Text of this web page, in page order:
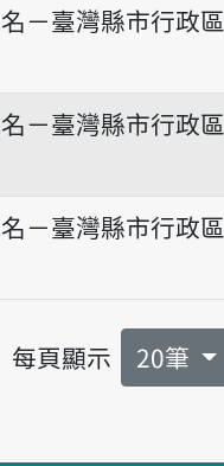
－臺灣縣市行政區
－臺灣縣市行政區
－臺灣縣市行政區
每頁顯示 20筆